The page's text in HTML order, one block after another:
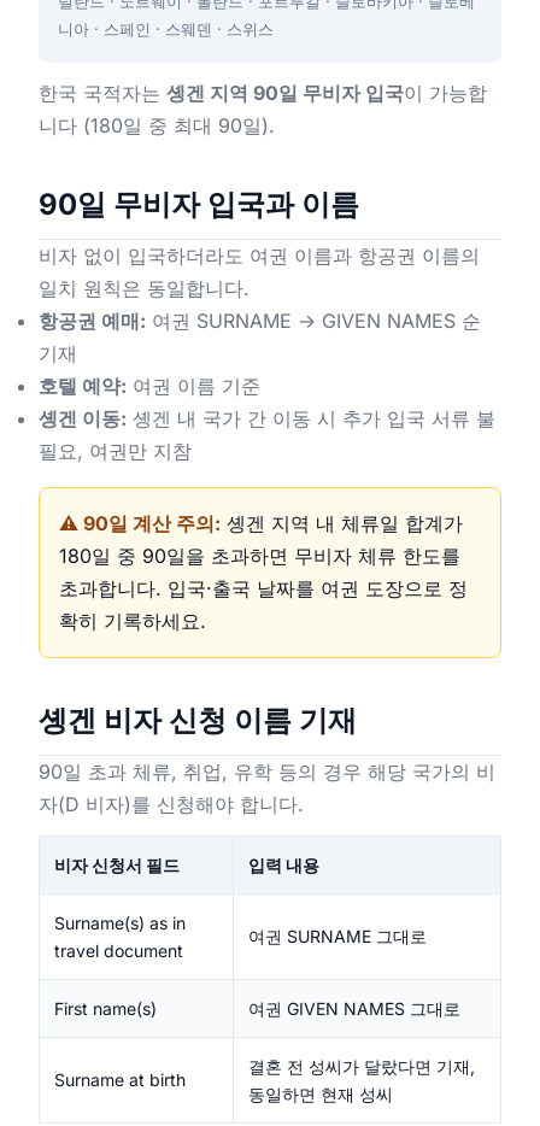
니아 · 스페인 · 스웨덴 · 스위스
한국 국적자는 솅겐 지역 90일 무비자 입국이 가능합
니다 (180일 중 최대 90일).
90일 무비자 입국과 이름
비자 없이 입국하더라도 여권 이름과 항공권 이름의
일치 원칙은 동일합니다.
항공권 예매: 여권 SURNAME → GIVEN NAMES 순
기재
호텔 예약: 여권 이름 기준
솅겐 이동: 솅겐 내 국가 간 이동 시 추가 입국 서류 불
필요, 여권만 지참
⚠️ 90일 계산 주의: 솅겐 지역 내 체류일 합계가
180일 중 90일을 초과하면 무비자 체류 한도를
초과합니다. 입국·출국 날짜를 여권 도장으로 정
확히 기록하세요.
솅겐 비자 신청 이름 기재
90일 초과 체류, 취업, 유학 등의 경우 해당 국가의 비
자(D 비자)를 신청해야 합니다.
비자 신청서 필드 입력 내용
Surname(s) as in
travel document
여권 SURNAME 그대로
First name(s) 여권 GIVEN NAMES 그대로
Surname at birth
결혼 전 성씨가 달랐다면 기재,
동일하면 현재 성씨